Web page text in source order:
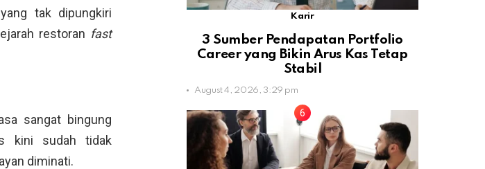
yang tak dipungkiri
restoran fast
sangat bingung
kini sudah tidak
diminati.
Karir
3 Sumber Pendapatan Portfolio
Career yang Bikin Arus Kas Tetap
Stabil
August 4, 2026, 3:29 pm